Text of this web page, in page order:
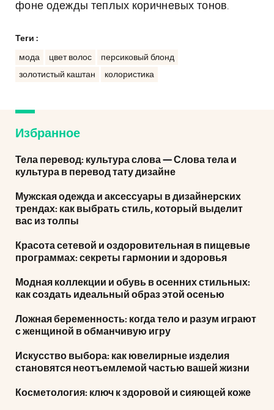
фоне одежды теплых коричневых тонов.
Теги :
мода цвет волос
персиковый блонд
золотистый каштан
колористика
Избранное
Тела перевод: культура слова — Слова тела и
культура в перевод тату дизайне
Мужская одежда и аксессуары в дизайнерских
трендах: как выбрать стиль, который выделит
вас из толпы
Красота сетевой и оздоровительная в пищевые
программах: секреты гармонии и здоровья
Модная коллекции и обувь в осенних стильных:
как создать идеальный образ этой осенью
Ложная беременность: когда тело и разум играют
с женщиной в обманчивую игру
Искусство выбора: как ювелирные изделия
становятся неотъемлемой частью вашей жизни
Косметология: ключ к здоровой и сияющей коже